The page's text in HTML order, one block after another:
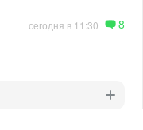
сегодня в 11:30 8